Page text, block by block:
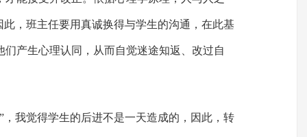
，班主任要用真诚换得与学生的沟通，在此基
产生心理认同，从而自觉迷途知返、改过自
，我觉得学生的后进不是一天造成的，因此，转